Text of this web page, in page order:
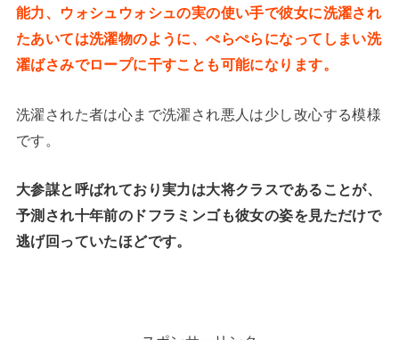
能力、ウォシュウォシュの実の使い手で彼女に洗濯され
たあいては洗濯物のように、ぺらぺらになってしまい洗
濯ばさみでロープに干すことも可能になります。
洗濯された者は心まで洗濯され悪人は少し改心する模様
です。
大参謀と呼ばれており実力は大将クラスであることが、
予測され十年前のドフラミンゴも彼女の姿を見ただけで
逃げ回っていたほどです。